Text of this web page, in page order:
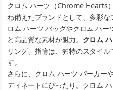
クロム ハーツ（Chrome Hearts
ね備えたブランドとして、多彩
ロム ハーツ バッグやクロム ハ
と高品質な素材が魅力。 クロム
リング、指輪は、独特のスタイ
す。
さらに、クロム ハーツ パーカー
ディネートにぴったり。クロム